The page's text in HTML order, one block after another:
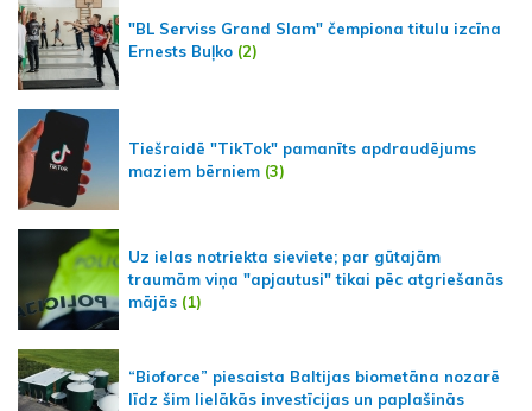
"BL Serviss Grand Slam" čempiona titulu izcīna
Ernests Buļko (2)
Tiešraidē "TikTok" pamanīts apdraudējums
maziem bērniem (3)
Uz ielas notriekta sieviete; par gūtajām
traumām viņa "apjautusi" tikai pēc atgriešanās
mājās (1)
“Bioforce” piesaista Baltijas biometāna nozarē
līdz šim lielākās investīcijas un paplašinās